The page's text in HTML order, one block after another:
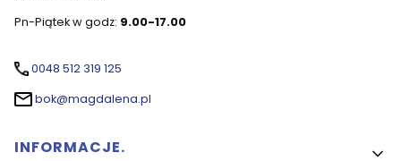
Pn-Piątek w godz: 9.00-17.00
0048 512 319 125
bok@magdalena.pl
Linki w stopce
INFORMACJE.